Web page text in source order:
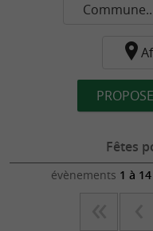
Fêtes
évènements 1 à 14